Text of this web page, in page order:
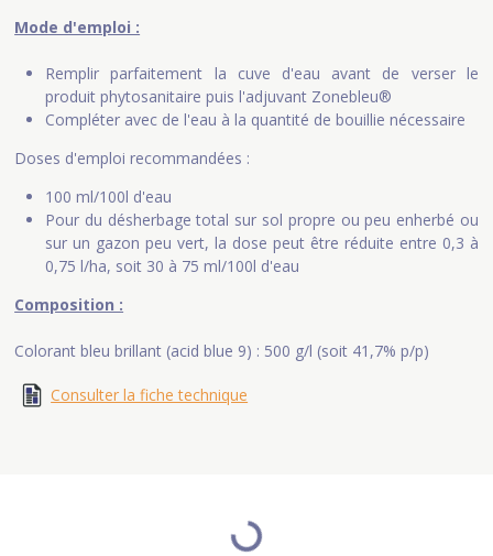
Mode d'emploi :
Remplir parfaitement la cuve d'eau avant de verser le
produit phytosanitaire puis l'adjuvant Zonebleu®
Compléter avec de l'eau à la quantité de bouillie nécessaire
Doses d'emploi recommandées :
100 ml/100l d'eau
Pour du désherbage total sur sol propre ou peu enherbé ou
sur un gazon peu vert, la dose peut être réduite entre 0,3 à
0,75 l/ha, soit 30 à 75 ml/100l d'eau
Composition :
Colorant bleu brillant (acid blue 9) : 500 g/l (soit 41,7% p/p)
Consulter la fiche technique